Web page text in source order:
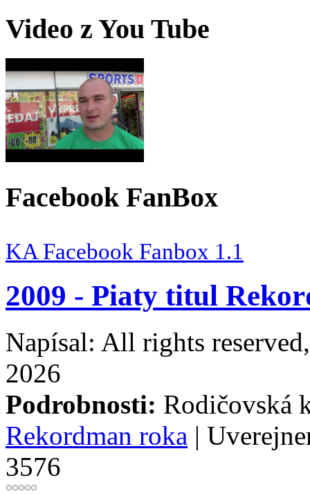
Video z You Tube
Facebook FanBox
KA Facebook Fanbox 1.1
2009 - Piaty titul
Napísal: All rights
2026
Podrobnosti: Rodičovská
Rekordman roka |
3576